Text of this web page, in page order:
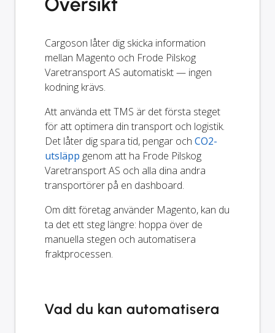
Cargoson låter dig skicka information
mellan Magento och Frode Pilskog
Varetransport AS automatiskt — ingen
kodning krävs.
Att använda ett TMS är det första steget
för att optimera din transport och logistik.
Det låter dig spara tid, pengar och CO2-
utsläpp genom att ha Frode Pilskog
Varetransport AS och alla dina andra
transportörer på en dashboard.
Om ditt företag använder Magento, kan du
ta det ett steg längre: hoppa över de
manuella stegen och automatisera
fraktprocessen.
Vad du kan automatisera